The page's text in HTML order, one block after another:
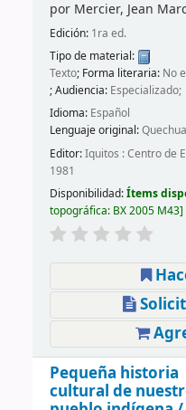
por Mercier, Jean
Edición: 1ra ed.
Tipo de material:
Texto; Forma literaria: No
; Audiencia: Especializado;
Idioma: Español
Lenguaje original:Quechua
Editor:Iquitos : Centro de
1981
Disponibilidad:Ítems
topográfica: BX 2005 M43
Pequeña historia
cultural de